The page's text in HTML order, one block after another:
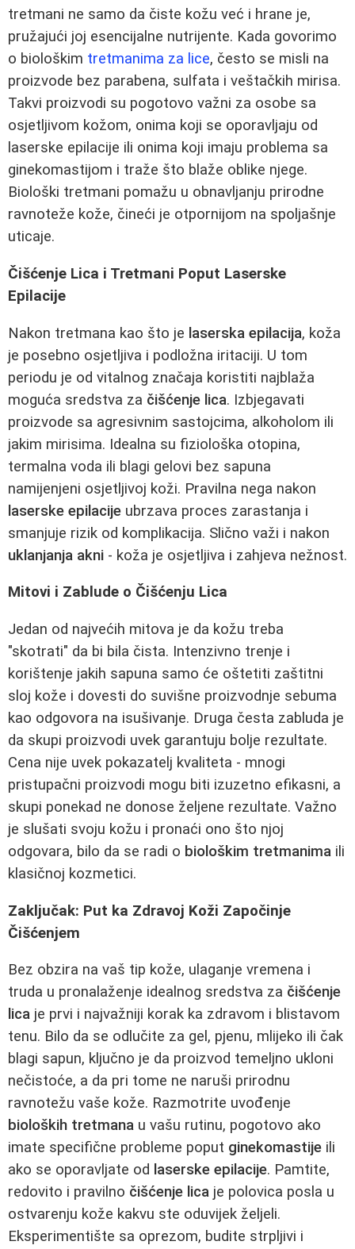
tretmani ne samo da čiste kožu već i hrane je,
pružajući joj esencijalne nutrijente. Kada govorimo
o biološkim tretmanima za lice, često se misli na
proizvode bez parabena, sulfata i veštačkih mirisa.
Takvi proizvodi su pogotovo važni za osobe sa
osjetljivom kožom, onima koji se oporavljaju od
laserske epilacije ili onima koji imaju problema sa
ginekomastijom i traže što blaže oblike njege.
Biološki tretmani pomažu u obnavljanju prirodne
ravnoteže kože, čineći je otpornijom na spoljašnje
uticaje.
Čišćenje Lica i Tretmani Poput Laserske
Epilacije
Nakon tretmana kao što je laserska epilacija, koža
je posebno osjetljiva i podložna iritaciji. U tom
periodu je od vitalnog značaja koristiti najblaža
moguća sredstva za čišćenje lica. Izbjegavati
proizvode sa agresivnim sastojcima, alkoholom ili
jakim mirisima. Idealna su fiziološka otopina,
termalna voda ili blagi gelovi bez sapuna
namijenjeni osjetljivoj koži. Pravilna nega nakon
laserske epilacije ubrzava proces zarastanja i
smanjuje rizik od komplikacija. Slično važi i nakon
uklanjanja akni - koža je osjetljiva i zahjeva nežnost.
Mitovi i Zablude o Čišćenju Lica
Jedan od najvećih mitova je da kožu treba
"skotrati" da bi bila čista. Intenzivno trenje i
korištenje jakih sapuna samo će oštetiti zaštitni
sloj kože i dovesti do suvišne proizvodnje sebuma
kao odgovora na isušivanje. Druga česta zabluda je
da skupi proizvodi uvek garantuju bolje rezultate.
Cena nije uvek pokazatelj kvaliteta - mnogi
pristupačni proizvodi mogu biti izuzetno efikasni, a
skupi ponekad ne donose željene rezultate. Važno
je slušati svoju kožu i pronaći ono što njoj
odgovara, bilo da se radi o biološkim tretmanima ili
klasičnoj kozmetici.
Zaključak: Put ka Zdravoj Koži Započinje
Čišćenjem
Bez obzira na vaš tip kože, ulaganje vremena i
truda u pronalaženje idealnog sredstva za čišćenje
lica je prvi i najvažniji korak ka zdravom i blistavom
tenu. Bilo da se odlučite za gel, pjenu, mlijeko ili čak
blagi sapun, ključno je da proizvod temeljno ukloni
nečistoće, a da pri tome ne naruši prirodnu
ravnotežu vaše kože. Razmotrite uvođenje
bioloških tretmana u vašu rutinu, pogotovo ako
imate specifične probleme poput ginekomastije ili
ako se oporavljate od laserske epilacije. Pamtite,
redovito i pravilno čišćenje lica je polovica posla u
ostvarenju kože kakvu ste oduvijek željeli.
Eksperimentište sa oprezom, budite strpljivi i